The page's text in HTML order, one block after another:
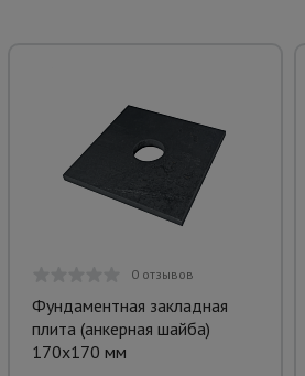
0 отзывов
Фундаментная закладная
плита (анкерная шайба)
170х170 мм